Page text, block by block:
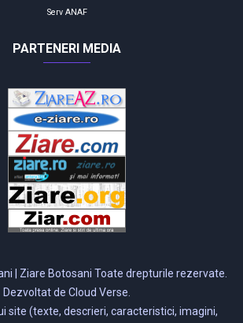
Serv ANAF
PARTENERI MEDIA
| Ziare Botosani Toate drepturile rezervate.
Dezvoltat de Cloud Verse.
site (texte, descrieri, caracteristici, imagini,